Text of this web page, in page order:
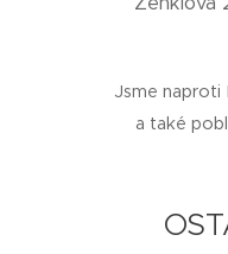
Jsme naproti
a také